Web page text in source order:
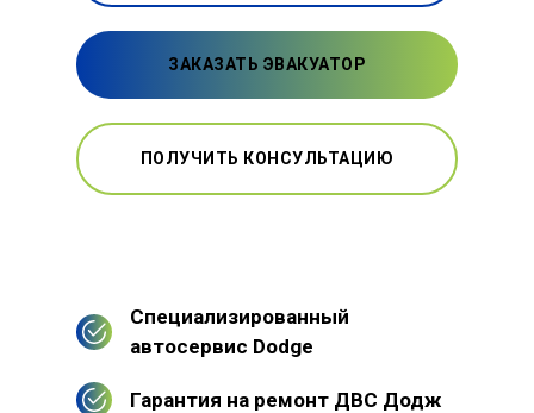
ЗАКАЗАТЬ ЭВАКУАТОР
ПОЛУЧИТЬ КОНСУЛЬТАЦИЮ
Специализированный
автосервис Dodge
Гарантия на ремонт ДВС Додж